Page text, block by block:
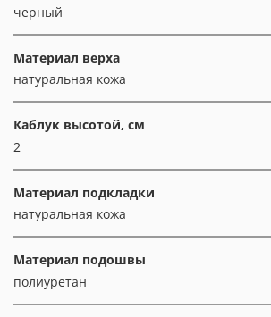
черный
Материал верха
натуральная кожа
Каблук высотой, см
2
Материал подкладки
натуральная кожа
Материал подошвы
полиуретан